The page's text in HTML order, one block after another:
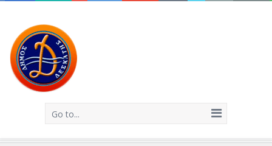
Go to...